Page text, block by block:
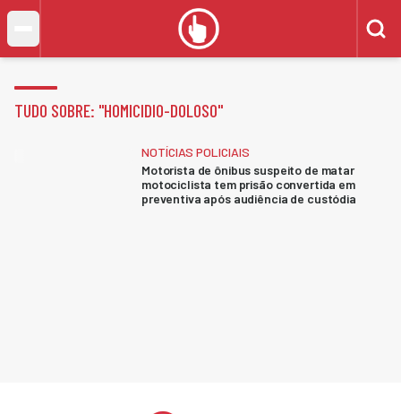
TUDO SOBRE: "HOMICIDIO-DOLOSO"
NOTÍCIAS POLICIAIS
Motorista de ônibus suspeito de matar
motociclista tem prisão convertida em
preventiva após audiência de custódia